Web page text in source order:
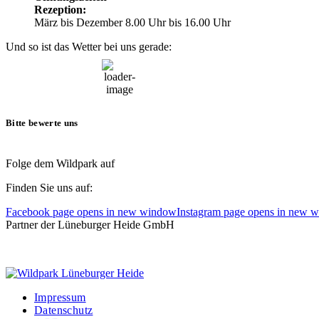
Rezeption:
März bis Dezember 8.00 Uhr bis 16.00 Uhr
Und so ist das Wetter bei uns gerade:
8. August, 2026
21°C
Bitte bewerte uns
Folge dem Wildpark auf
Finden Sie uns auf:
Facebook page opens in new windowInstagram page opens in new
Partner der Lüneburger Heide GmbH
Impressum
Datenschutz